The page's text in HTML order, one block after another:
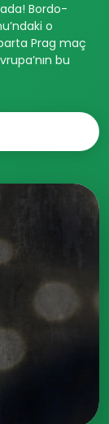
Bordo-
o
Prag maç
bu